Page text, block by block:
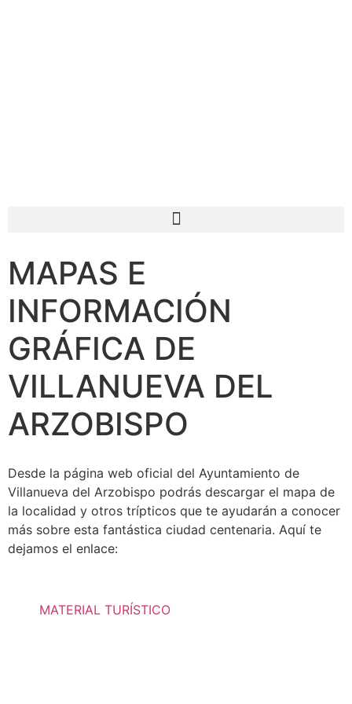
MAPAS E
INFORMACIÓN
GRÁFICA DE
VILLANUEVA DEL
ARZOBISPO
Desde la página web oficial del Ayuntamiento de
Villanueva del Arzobispo podrás descargar el mapa de
la localidad y otros trípticos que te ayudarán a conocer
más sobre esta fantástica ciudad centenaria. Aquí te
dejamos el enlace:
MATERIAL TURÍSTICO